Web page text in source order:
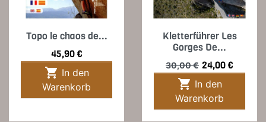
Topo le chaos de...
Preis
45,90 €

Warenkorb
Kletterführer Les
Gorges De...
Verkaufspreis
30,00 € Preis
24,00 €

Warenkorb